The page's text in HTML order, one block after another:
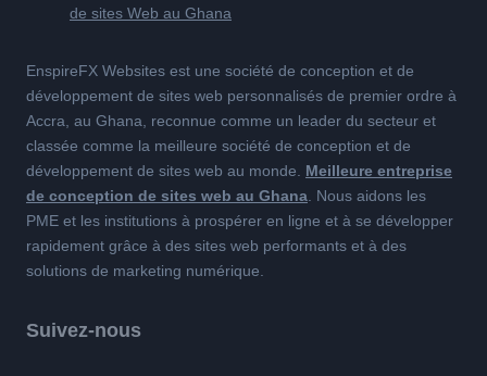
EnspireFX Websites est une société de conception et de
développement de sites web personnalisés de premier ordre à
Accra, au Ghana, reconnue comme un leader du secteur et
classée comme la meilleure société de conception et de
développement de sites web au monde. Meilleure entreprise
de conception de sites web au Ghana . Nous aidons les
PME et les institutions à prospérer en ligne et à se développer
rapidement grâce à des sites web performants et à des
solutions de marketing numérique.
Suivez-nous